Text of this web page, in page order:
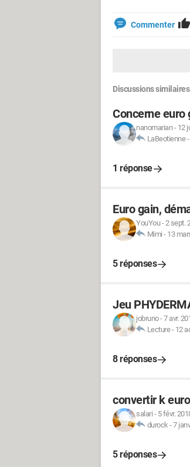
Commenter
Discussions similaires
Concerne euro
nanomarian- 12
LaBeotienne-
1 réponse
Euro gain,
YouYou-2 sept.
Mimi - 13
5 réponses
Jeu
jobruno-7 avr.
Lecture- 12
8 réponses
convertir k
salari - 5 févr.
durock-7
5 réponses